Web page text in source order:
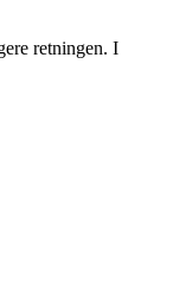
retningen. I